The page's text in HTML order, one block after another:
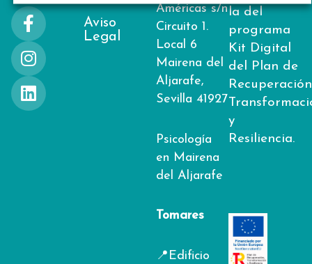
F
a
c
e
b
o
I
n
s
t
a
g
L
i
n
k
e
d
Aviso
Legal
Américas s/n
Circuito 1.
Local 6
Mairena del
Aljarafe,
Sevilla 41927
Psicología
en Mairena
del Aljarafe
Tomares
📍Edificio
la del
programa
Kit Digital
del Plan de
y
Resiliencia.